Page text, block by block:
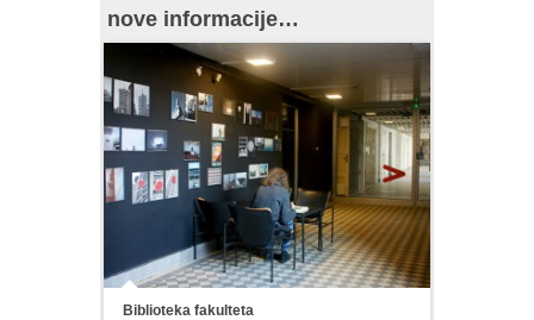
nove informacije…
Biblioteka fakulteta